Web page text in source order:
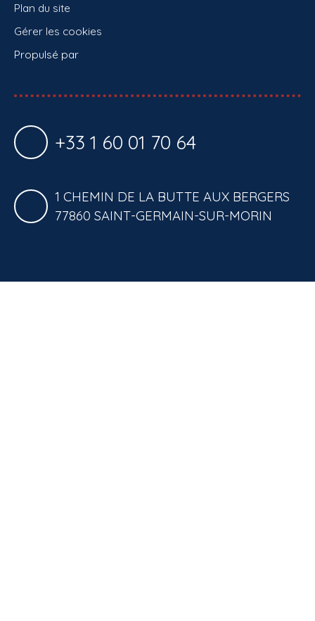
Plan du site
Gérer les cookies
Propulsé par
+33 1 60 01 70 64
1 CHEMIN DE LA BUTTE AUX BERGERS
77860 SAINT-GERMAIN-SUR-MORIN